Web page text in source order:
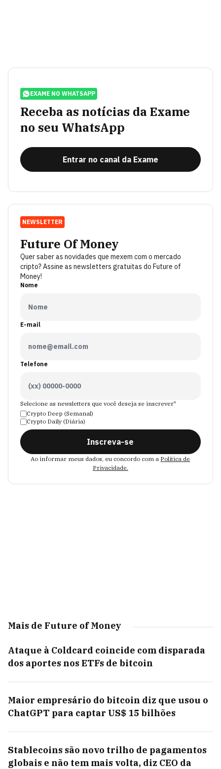
EXAME NO WHATSAPP
Receba as notícias da Exame
no seu WhatsApp
Entrar no canal da Exame
NEWSLETTER
Future Of Money
Quer saber as novidades que mexem com o mercado
cripto? Assine as newsletters gratuitas do Future of
Money!
Nome
E-mail
Telefone
Selecione as newsletters que você deseja se inscrever*
Crypto Deep (Semanal)
Crypto Daily (Diária)
Inscreva-se
Ao informar meus dados, eu concordo com a Política de
Privacidade.
Mais de Future of Money
Ataque à Coldcard coincide com disparada
dos aportes nos ETFs de bitcoin
Maior empresário do bitcoin diz que usou o
ChatGPT para captar US$ 15 bilhões
Stablecoins são novo trilho de pagamentos
globais e não tem mais volta, diz CEO da